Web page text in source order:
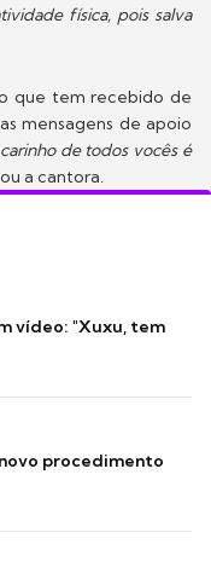
física, pois salva
que tem recebido de
mensagens de apoio
de todos vocês é
a cantora.
vídeo: "Xuxu, tem
procedimento